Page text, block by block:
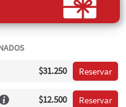
$31.250 Reservar
$12.500 Reservar